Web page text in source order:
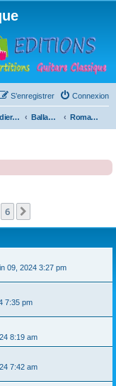
Connexion
S’enregistrer
Didierland Ballades et autres réveries Romances et ballades
6
09, 2024 3:27 pm
7:35 pm
8:19 am
7:42 am